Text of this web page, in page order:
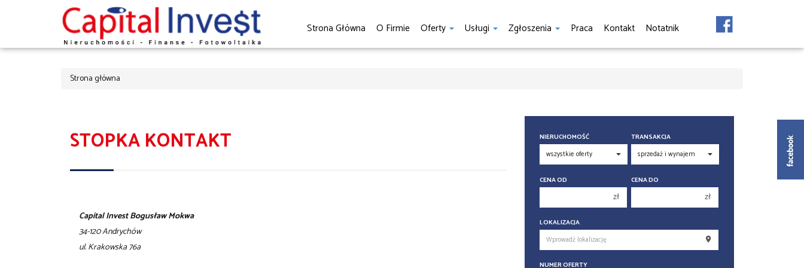
Strona Główna O Firmie Oferty Usługi Zgłoszenia Praca Kontakt Notatnik
Strona główna
NIERUCHOMOŚĆ TRANSAKCJA
CENA OD
zł
250 000 zł
CENA DO
zł
250 000 zł
LOKALIZACJA
NUMER OFERTY
STOPKA KONTAKT
Capital Invest Bogusław Mokwa
34-120 Andrychów
ul. Krakowska 76a